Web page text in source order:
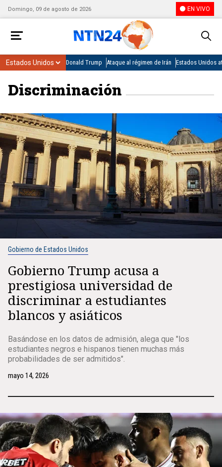
Domingo, 09 de agosto de 2026 EN VIVO
Donald Trump Ataque al régimen de Irán Estados Unidos
Discriminación
Gobierno de Estados Unidos
Gobierno Trump acusa a
prestigiosa universidad de
discriminar a estudiantes
blancos y asiáticos
Basándose en los datos de admisión, alega que "los
estudiantes negros e hispanos tienen muchas más
probabilidades de ser admitidos".
mayo 14, 2026